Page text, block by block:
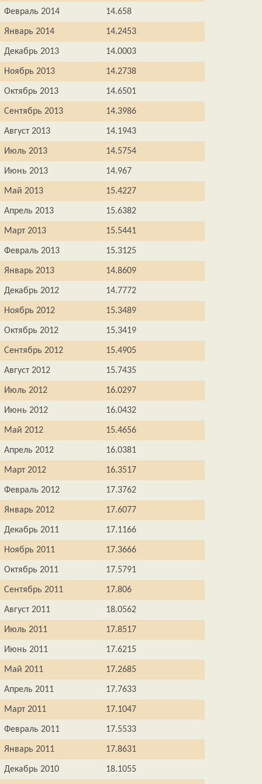
Февраль 2014 14.658
Январь 2014 14.2453
Декабрь 2013 14.0003
Ноябрь 2013 14.2738
Октябрь 2013 14.6501
Сентябрь 2013 14.3986
Август 2013 14.1943
Июль 2013 14.5754
Июнь 2013 14.967
Май 2013 15.4227
Апрель 2013 15.6382
Март 2013 15.5441
Февраль 2013 15.3125
Январь 2013 14.8609
Декабрь 2012 14.7772
Ноябрь 2012 15.3489
Октябрь 2012 15.3419
Сентябрь 2012 15.4905
Август 2012 15.7435
Июль 2012 16.0297
Июнь 2012 16.0432
Май 2012 15.4656
Апрель 2012 16.0381
Март 2012 16.3517
Февраль 2012 17.3762
Январь 2012 17.6077
Декабрь 2011 17.1166
Ноябрь 2011 17.3666
Октябрь 2011 17.5791
Сентябрь 2011 17.806
Август 2011 18.0562
Июль 2011 17.8517
Июнь 2011 17.6215
Май 2011 17.2685
Апрель 2011 17.7633
Март 2011 17.1047
Февраль 2011 17.5533
Январь 2011 17.8631
Декабрь 2010 18.1055